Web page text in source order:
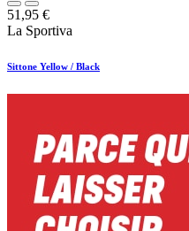
51,95 €
La Sportiva
Sittone Yellow / Black